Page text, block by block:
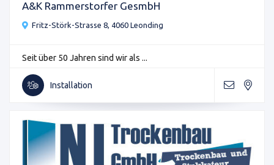
A&K Rammerstorfer GesmbH
Fritz-Störk-Strasse 8, 4060 Leonding
Seit über 50 Jahren sind wir als ...
Installation